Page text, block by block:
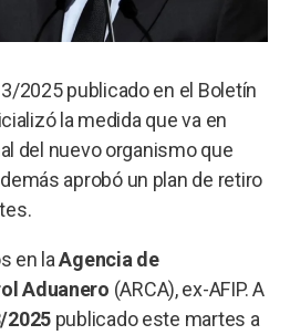
2025 publicado en el Boletín
la medida que va en
del nuevo organismo que
aprobó un plan de retiro
en laAgencia de
Aduanero (ARCA), ex-AFIP. A
2025 publicado este martes a